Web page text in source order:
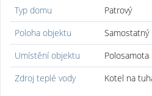
Typ domu
Patrový
Poloha objektu
Samostatný
Umístění objektu
Polosamota
Zdroj teplé vody
Kotel na